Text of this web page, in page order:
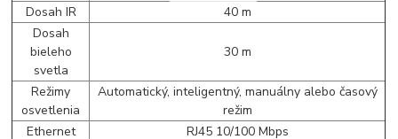
Dosah IR
40 m
Dosah
bieleho
svetla
30 m
Režimy
osvetlenia
Automatický, inteligentný, manuálny alebo časový
režim
Ethernet
RJ45 10/100 Mbps